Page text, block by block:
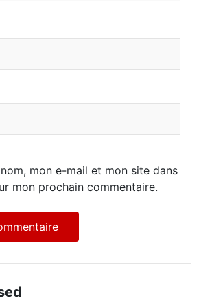
mon e-mail et mon site dans
mon prochain commentaire.